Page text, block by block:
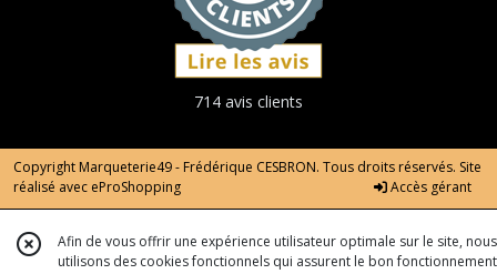
714 avis clients
Copyright Marqueterie49 - Frédérique CESBRON. Tous droits réservés. Site
réalisé avec eProShopping Accès gérant
Afin de vous offrir une expérience utilisateur optimale sur le site, nous
utilisons des cookies fonctionnels qui assurent le bon fonctionnement